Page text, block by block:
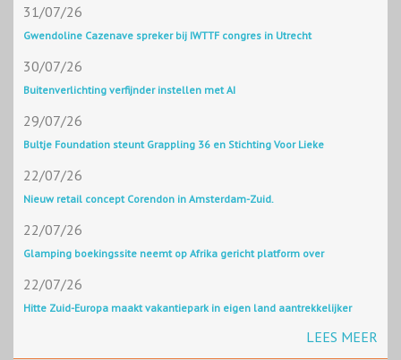
31/07/26
Gwendoline Cazenave spreker bij IWTTF congres in Utrecht
30/07/26
Buitenverlichting verfijnder instellen met AI
29/07/26
Bultje Foundation steunt Grappling 36 en Stichting Voor Lieke
22/07/26
Nieuw retail concept Corendon in Amsterdam-Zuid.
22/07/26
Glamping boekingssite neemt op Afrika gericht platform over
22/07/26
Hitte Zuid-Europa maakt vakantiepark in eigen land aantrekkelijker
LEES MEER